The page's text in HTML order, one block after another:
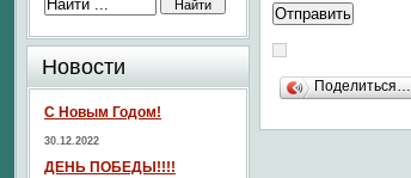
Поделиться…
Новости
С Новым Годом!
30.12.2022
ДЕНЬ ПОБЕДЫ!!!!